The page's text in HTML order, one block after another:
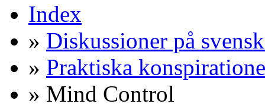
Index
» Diskussioner på
» Praktiska
» Mind Control